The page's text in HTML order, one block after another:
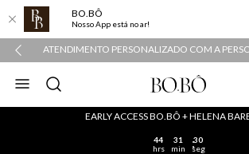
BO.BÔ
Nosso App está no ar!
ATENDIMENTO PERSONALIZADO COM A
EARLY ACCESS BO.BÔ + HELENA
44
hrs
31
min
30
seg